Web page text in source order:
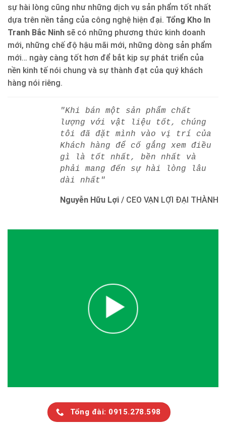
sự hài lòng cũng như những dịch vụ sản phẩm tốt nhất
dựa trên nền tảng của công nghệ hiện đại. Tổng Kho In
Tranh Bắc Ninh sẽ có những phương thức kinh doanh
mới, những chế độ hậu mãi mới, những dòng sản phẩm
mới… ngày càng tốt hơn để bắt kịp sự phát triển của
nền kinh tế nói chung và sự thành đạt của quý khách
hàng nói riêng.
"Khi bán một sản phẩm chất
lượng với vật liệu tốt, chúng
tôi đã đặt mình vào vị trí của
Khách hàng để cố gắng xem điều
gì là tốt nhất, bền nhất và
phải mang đến sự hài lòng lâu
dài nhất"
Nguyễn Hữu Lợi / CEO VẠN LỢI ĐẠI THÀNH
Tổng đài: 0915.278.598